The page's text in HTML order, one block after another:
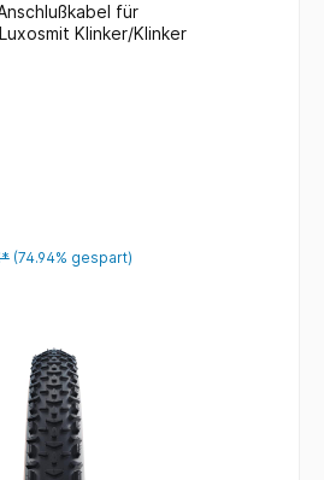
für
Klinker/Klinker
(74.94% gespart)